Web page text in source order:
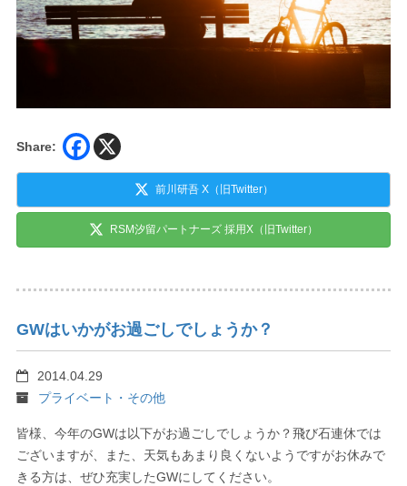
Share:
前川研吾 X（旧Twitter）
RSM汐留パートナーズ 採用X（旧Twitter）
GWはいかがお過ごしでしょうか？
2014.04.29
プライベート・その他
皆様、今年のGWは以下がお過ごしでしょうか？飛び石連休では
ございますが、また、天気もあまり良くないようですがお休みで
きる方は、ぜひ充実したGWにしてください。